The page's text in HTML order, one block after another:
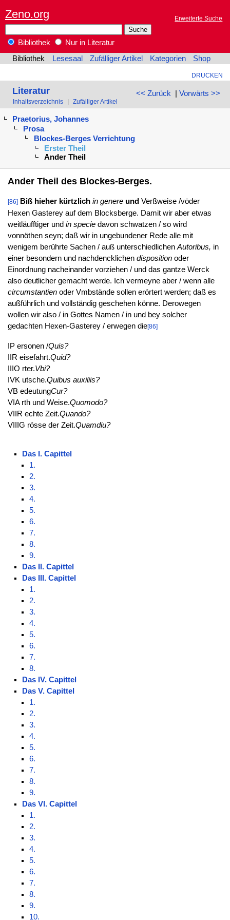
Zeno.org Erweiterte Suche
Bibliothek
Nur in Literatur
Bibliothek
Lesesaal Zufälliger Artikel Kategorien Shop
DRUCKEN
<< Zurück | Vorwärts >>
Literatur
Inhaltsverzeichnis Zufälliger Artikel
Praetorius, Johannes
Prosa
Blockes-Berges Verrichtung
Erster Theil
Ander Theil
Ander Theil des Blockes-Berges.
[86] Biß hieher kürtzlich in genere und Verßweise /vōder
Hexen Gasterey auf dem Blocksberge. Damit wir aber etwas
weitläufftiger und in speciedavon schwatzen / so wird
vonnöthen seyn; daß wir in ungebundener Rede alle mit
wenigem berührte Sachen / auß unterschiedlichenAutoribus, in
einer besondern und nachdencklichen dispositionoder
Einordnung nacheinander vorziehen / und das gantze Werck
also deutlicher gemacht werde. Ich vermeyne aber / wenn alle
circumstantienoder Vmbstände sollen erörtert werden; daß es
außführlich und vollständig geschehen könne. Derowegen
wollen wir also / in Gottes Namen / in und bey solcher
gedachten Hexen-Gasterey / erwegen die[86]
IP ersonen /Quis?
IIR eisefahrt.Quid?
IIIO rter.Vbi?
IVK utsche.Quibus auxiliis?
VB edeutungCur?
VIA rth und Weise.Quomodo?
VIIR echte Zeit.Quando?
VIIIG rösse der Zeit.Quamdiu?
Das I. Capittel
1.
2.
3.
4.
5.
6.
7.
8.
9.
Das II. Capittel
Das III. Capittel
1.
2.
3.
4.
5.
6.
7.
8.
Das IV. Capittel
Das V. Capittel
1.
2.
3.
4.
5.
6.
7.
8.
9.
Das VI. Capittel
1.
2.
3.
4.
5.
6.
7.
8.
9.
10.